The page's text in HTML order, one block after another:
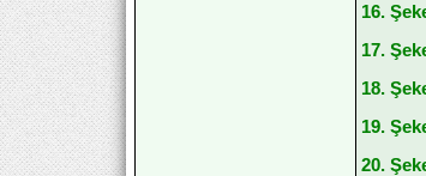
16.
17.
18.
19.
20.